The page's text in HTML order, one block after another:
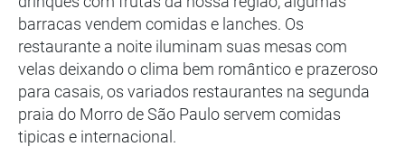
barracas vendem comidas e lanches. Os
restaurante a noite iluminam suas mesas com
velas deixando o clima bem romântico e prazeroso
para casais, os variados restaurantes na segunda
praia do Morro de São Paulo servem comidas
tipicas e internacional.